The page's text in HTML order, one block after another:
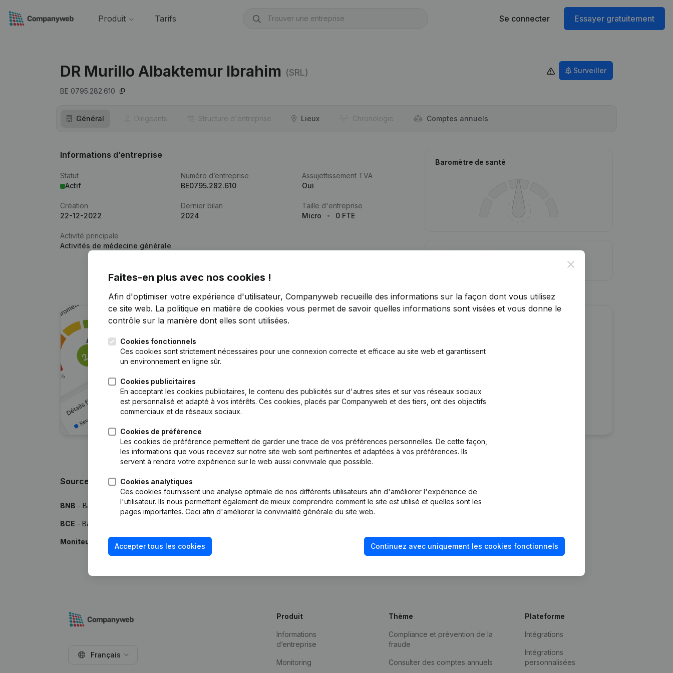
Produit Tarifs Se connecter Essayer gratuitement
DR Murillo Albaktemur Ibrahim (SRL)
BE 0795.282.610
Surveiller
Général Dirigeants Structure d'entreprise Lieux Chronologie Comptes annuels
Informations d’entreprise
Statut
Actif
Numéro d’entreprise
BE0795.282.610
Assujettissement TVA
Oui
Création
22-12-2022
Dernier bilan
2024
Taille d'entreprise
Micro
0 FTE
Activité principale
Activités de médecine générale
Baromètre de santé
Limite de crédit
Vous recherchez plus d’informations sur cette entreprise ?
Essayer gratuitement Découvrir plus
Sources
BNB - Banque Nationale de Belgique
BCE - Banque-Carrefour des Entreprises
Moniteur - Publications par le Moniteur Belge
Close
Faites-en plus avec nos cookies !
Afin d'optimiser votre expérience d'utilisateur, Companyweb recueille des informations sur la façon dont vous utilisez
ce site web. La politique en matière de cookies vous permet de savoir quelles informations sont visées et vous donne le
contrôle sur la manière dont elles sont utilisées.
Cookies fonctionnels
Ces cookies sont strictement nécessaires pour une connexion correcte et efficace au site web et garantissent
un environnement en ligne sûr.
Cookies publicitaires
En acceptant les cookies publicitaires, le contenu des publicités sur d'autres sites et sur vos réseaux sociaux
est personnalisé et adapté à vos intérêts. Ces cookies, placés par Companyweb et des tiers, ont des objectifs
commerciaux et de réseaux sociaux.
Cookies de préférence
Les cookies de préférence permettent de garder une trace de vos préférences personnelles. De cette façon,
les informations que vous recevez sur notre site web sont pertinentes et adaptées à vos préférences. Ils
servent à rendre votre expérience sur le web aussi conviviale que possible.
Cookies analytiques
Ces cookies fournissent une analyse optimale de nos différents utilisateurs afin d'améliorer l'expérience de
l'utilisateur. Ils nous permettent également de mieux comprendre comment le site est utilisé et quelles sont les
pages importantes. Ceci afin d'améliorer la convivialité générale du site web.
Accepter tous les cookies Continuez avec uniquement les cookies fonctionnels
Français
Produit
Informations
d’entreprise
Monitoring
Thème
Compliance et prévention de la
fraude
Consulter des comptes annuels
Plateforme
Intégrations
Intégrations
personnalisées